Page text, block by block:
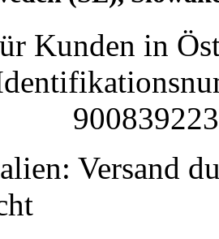
in
Versand